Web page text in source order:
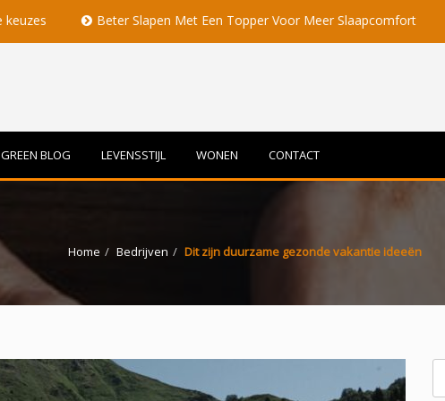
Beter Slapen Met Een Topper Voor Meer Slaapcomfort Volle
GREEN BLOG LEVENSSTIJL WONEN CONTACT
Home Bedrijven Dit zijn duurzame gezonde vakantie ideeën